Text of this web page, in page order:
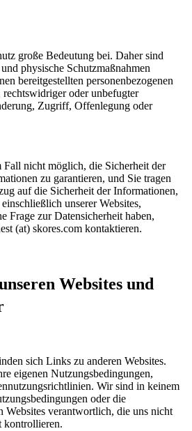
große Bedeutung bei. Daher sind
physische Schutzmaßnahmen
bereitgestellten personenbezogenen
oder unbefugter
Zugriff, Offenlegung oder
Fall nicht möglich, die Sicherheit der
zu garantieren, und Sie tragen
auf die Sicherheit der Informationen,
unserer Websites,
Frage zur Datensicherheit haben,
(at) skores.com kontaktieren.
Websites und
sich Links zu anderen Websites.
eigenen Nutzungsbedingungen,
Wir sind in keinem
oder die
Websites verantwortlich, die uns nicht
kontrollieren.